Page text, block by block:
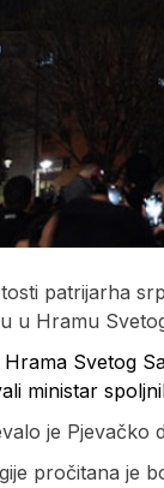
patrijarha
u Hramu
Svetog
ministar
je
pročitana je